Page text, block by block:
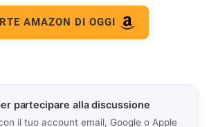
AMAZON DI OGGI
partecipare alla discussione
il tuo account email, Google o Apple